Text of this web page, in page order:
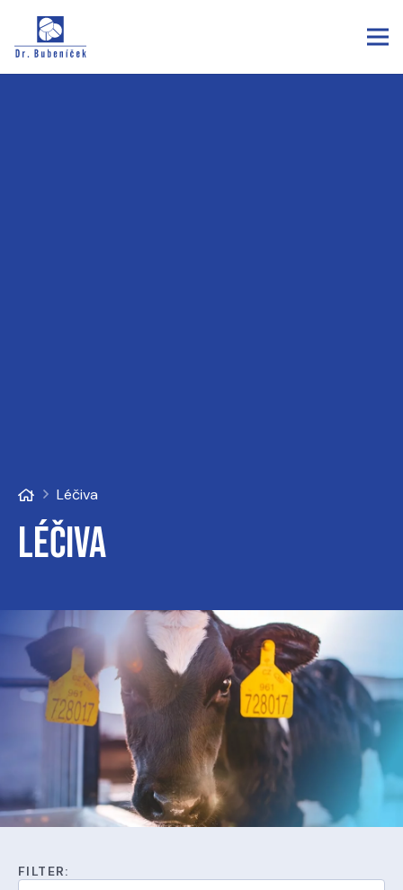
Léčiva
Léčiva
FILTER: